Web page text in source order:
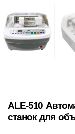
ALE-510
станок для